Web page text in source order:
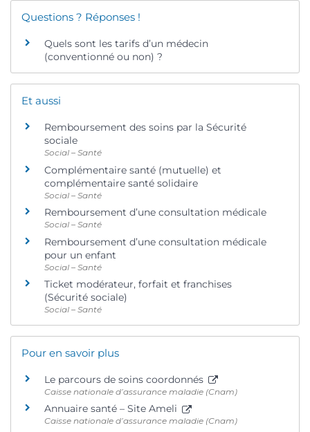
Questions ? Réponses !
Quels sont les tarifs d’un médecin
(conventionné ou non) ?
Et aussi
Remboursement des soins par la Sécurité
sociale
Social – Santé
Complémentaire santé (mutuelle) et
complémentaire santé solidaire
Social – Santé
Remboursement d’une consultation médicale
Social – Santé
Remboursement d’une consultation médicale
pour un enfant
Social – Santé
Ticket modérateur, forfait et franchises
(Sécurité sociale)
Social – Santé
Pour en savoir plus
Le parcours de soins coordonnés
Caisse nationale d’assurance maladie (Cnam)
Annuaire santé – Site Ameli
Caisse nationale d’assurance maladie (Cnam)